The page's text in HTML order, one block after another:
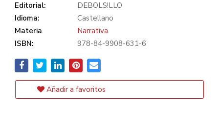
Editorial:
DEBOLS!LLO
Idioma:
Castellano
Materia
Narrativa
ISBN:
978-84-9908-631-6
Añadir a favoritos